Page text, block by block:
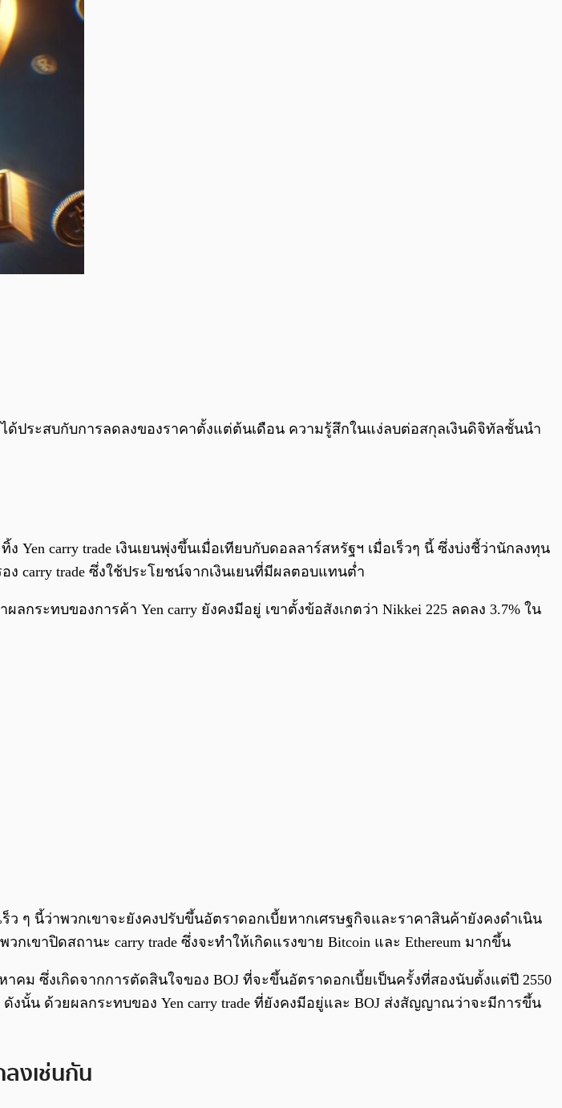
0:00 /0:00
ด้ประสบกับการลดลงของราคาตั้งแต่ต้นเดือน ความรู้สึกในแง่ลบต่อสกุลเงินดิจิทัลชั้นนำ
carry trade เงินเยนพุ่งขึ้นเมื่อเทียบกับดอลลาร์สหรัฐฯ เมื่อเร็วๆ นี้ ซึ่งบ่งชี้ว่านักลงทุน
carry trade ซึ่งใช้ประโยชน์จากเงินเยนที่มีผลตอบแทนต่ำ
กระทบของการค้า Yen carry ยังคงมีอยู่ เขาตั้งข้อสังเกตว่า Nikkei 225 ลดลง 3.7% ใน
ว ๆ นี้ว่าพวกเขาจะยังคงปรับขึ้นอัตราดอกเบี้ยหากเศรษฐกิจและราคาสินค้ายังคงดำเนิน
ขาปิดสถานะ carry trade ซึ่งจะทำให้เกิดแรงขาย Bitcoin และ Ethereum มากขึ้น
คม ซึ่งเกิดจากการตัดสินใจของ BOJ ที่จะขึ้นอัตราดอกเบี้ยเป็นครั้งที่สองนับตั้งแต่ปี 2550
งนั้น ด้วยผลกระทบของ Yen carry trade ที่ยังคงมีอยู่และ BOJ ส่งสัญญาณว่าจะมีการขึ้น
งเช่นกัน